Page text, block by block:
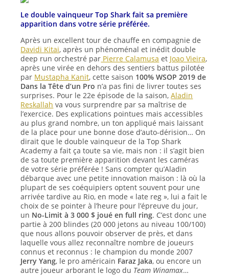
Le double vainqueur Top Shark fait sa première
apparition dans votre série préférée.
Après un excellent tour de chauffe en compagnie de
Davidi Kitai, après un phénoménal et inédit double
deep run orchestré par Pierre Calamusa et Joao Vieira,
après une virée en dehors des sentiers battus pilotée
par Mustapha Kanit, cette saison 100% WSOP 2019 de
Dans la Tête d’un Pro n’a pas fini de livrer toutes ses
surprises. Pour le 22e épisode de la saison,Aladin
Reskallah va vous surprendre par sa maîtrise de
l’exercice. Des explications pointues mais accessibles
au plus grand nombre, un ton appliqué mais laissant
de la place pour une bonne dose d’auto-dérision… On
dirait que le double vainqueur de la Top Shark
Academy a fait ça toute sa vie, mais non : il s’agit bien
de sa toute première apparition devant les caméras
de votre série préférée ! Sans compter qu’Aladin
débarque avec une petite innovation maison : là où la
plupart de ses coéquipiers optent souvent pour une
arrivée tardive au Rio, en mode « late reg », lui a fait le
choix de se pointer à l’heure pour l’épreuve du jour,
un No-Limit à 3 000 $ joué en full ring. C’est donc une
partie à 200 blindes (20 000 jetons au niveau 100/100)
que nous allons pouvoir observer de près, et dans
laquelle vous allez reconnaître nombre de joueurs
connus et reconnus : le champion du monde 2007
Jerry Yang, le pro américain Faraz Jaka, ou encore un
autre joueur arborant le logo du Team Winamax…